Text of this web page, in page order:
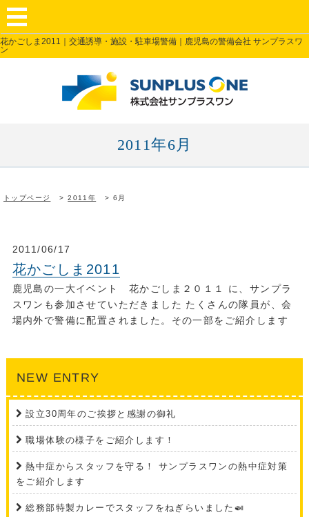
花かごしま2011｜交通誘導・施設・駐車場警備｜鹿児島の警備会社 サンプラスワ
ン
2011年6月
トップページ 2011年 6月
2011/06/17
花かごしま2011
鹿児島の一大イベント 花かごしま２０１１ に、サンプラ
スワンも参加させていただきました たくさんの隊員が、会
場内外で警備に配置されました。その一部をご紹介します
NEW ENTRY
設立30周年のご挨拶と感謝の御礼
職場体験の様子をご紹介します！
熱中症からスタッフを守る！ サンプラスワンの熱中症対策
をご紹介します
総務部特製カレーでスタッフをねぎらいました🍛